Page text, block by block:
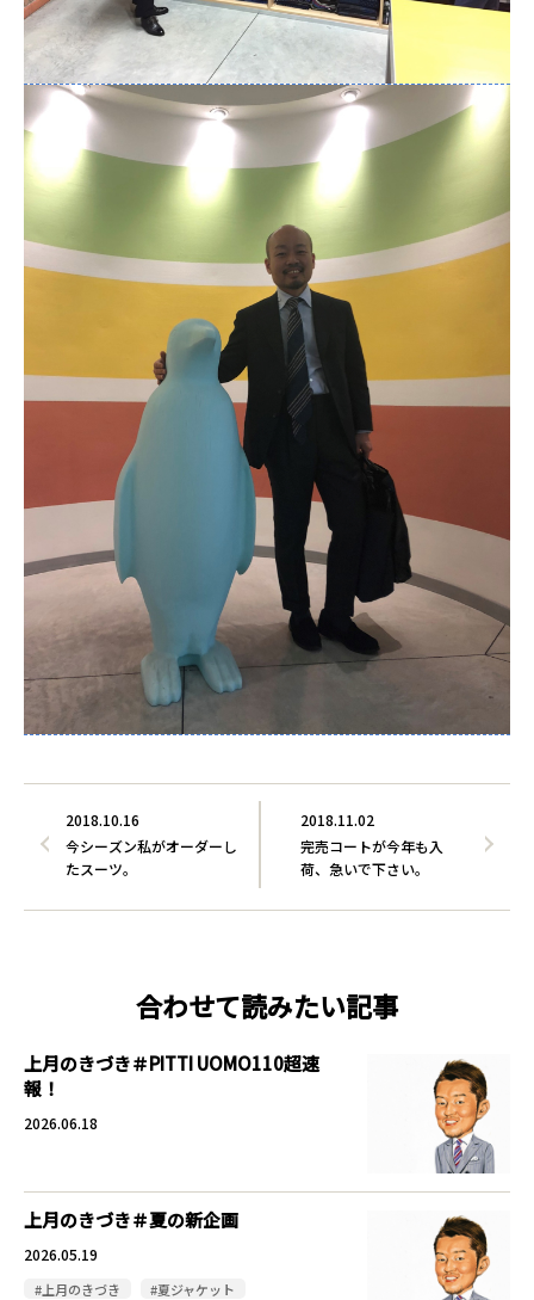
2018.11.02
完売コートが今年も入
荷、急いで下さい。
2018.10.16
今シーズン私がオーダーし
たスーツ。
合わせて読みたい記事
上月のきづき＃PITTI UOMO110超速
報！
2026.06.18
上月のきづき＃夏の新企画
2026.05.19
#上月のきづき
#夏ジャケット